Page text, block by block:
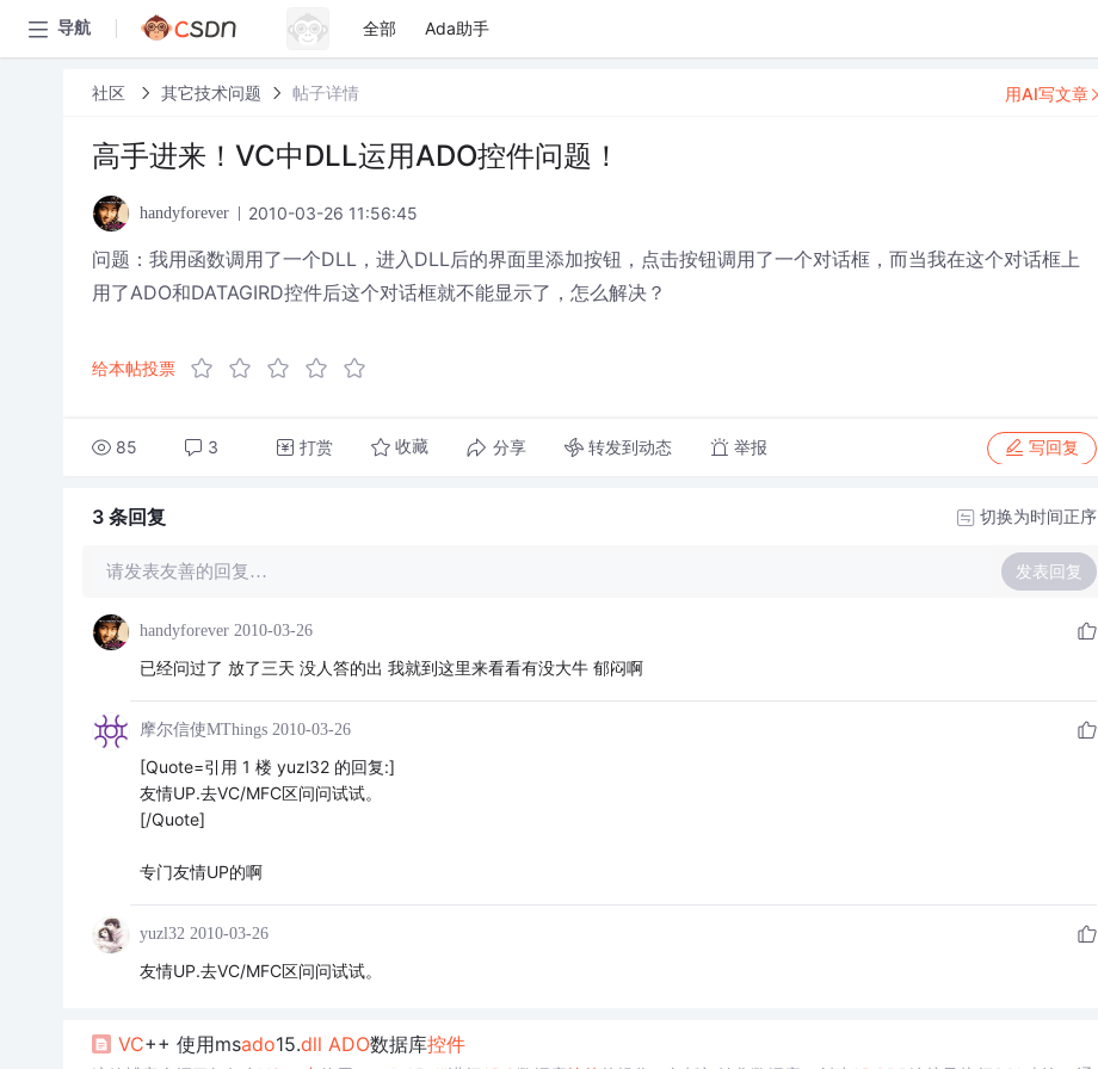
导航 全部 Ada助手
社区 其它技术问题 帖子详情
高手进来！VC中DLL运用ADO控件问题！
handyforever 2010-03-26 11:56:45
问题：我用函数调用了一个DLL，进入DLL后的界面里添加按钮，点击按钮调用了一个对话框，而当我在这个对话框上
用了ADO和DATAGIRD控件后这个对话框就不能显示了，怎么解决？
给本帖投票
85 3 打赏 收藏 分享 转发到动态 举报 写回复
用AI写文章
3 条回复 切换为时间正序
请发表友善的回复… 发表回复
handyforever 2010-03-26
已经问过了 放了三天 没人答的出 我就到这里来看看有没大牛 郁闷啊
摩尔信使MThings 2010-03-26
[Quote=引用 1 楼 yuzl32 的回复:]
友情UP.去VC/MFC区问问试试。
[/Quote]
专门友情UP的啊
yuzl32 2010-03-26
友情UP.去VC/MFC区问问试试。
VC++ 使用msado15.dll ADO数据库控件